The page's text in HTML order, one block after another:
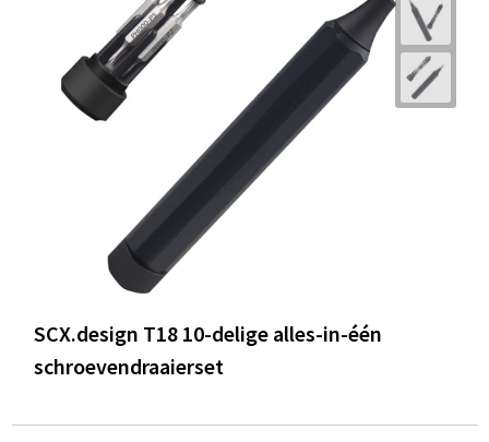
SCX.design T18 10-delige alles-in-één
schroevendraaierset